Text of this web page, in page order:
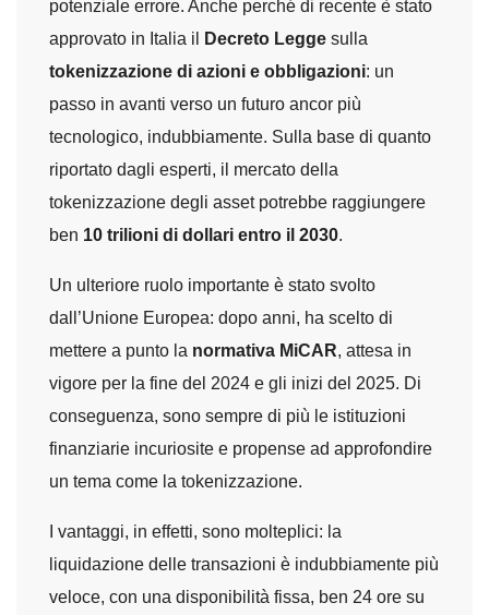
potenziale errore. Anche perché di recente è stato
approvato in Italia il
Decreto Legge sulla
tokenizzazione di azioni e obbligazioni: un
passo in avanti verso un futuro ancor più
tecnologico, indubbiamente. Sulla base di quanto
riportato dagli esperti, il mercato della
tokenizzazione degli asset potrebbe raggiungere
ben 10 trilioni di dollari entro il 2030.
Un ulteriore ruolo importante è stato svolto
dall’Unione Europea: dopo anni, ha scelto di
mettere a punto la normativa MiCAR, attesa in
vigore per la fine del 2024 e gli inizi del 2025. Di
conseguenza, sono sempre di più le istituzioni
finanziarie incuriosite e propense ad approfondire
un tema come la tokenizzazione.
I vantaggi, in effetti, sono molteplici: la
liquidazione delle transazioni è indubbiamente più
veloce, con una disponibilità fissa, ben 24 ore su